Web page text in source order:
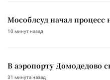
Мособлсуд начал
10 минут назад
В аэропорту Домодедово
31 минута назад